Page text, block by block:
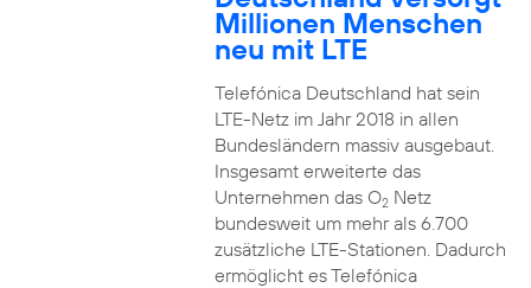
Millionen Menschen
neu mit LTE
Telefónica Deutschland hat sein
LTE-Netz im Jahr 2018 in allen
Bundesländern massiv ausgebaut.
Insgesamt erweiterte das
Unternehmen das O2Netz
bundesweit um mehr als 6.700
zusätzliche LTE-Stationen. Dadurch
ermöglicht es Telefónica